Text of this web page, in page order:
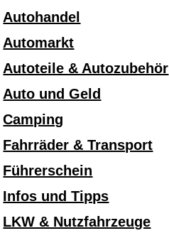
Autohandel
Automarkt
Autoteile & Autozubehör
Auto und Geld
Camping
Fahrräder & Transport
Führerschein
Infos und Tipps
LKW & Nutzfahrzeuge